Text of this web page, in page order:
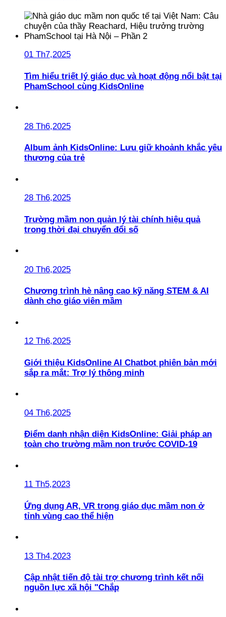
01 Th7,2025
Tìm hiểu triết lý giáo dục và hoạt động nổi bật tại
PhamSchool cùng KidsOnline
28 Th6,2025
Album ảnh KidsOnline: Lưu giữ khoảnh khắc yêu
thương của trẻ
28 Th6,2025
Trường mầm non quản lý tài chính hiệu quả
trong thời đại chuyển đổi số
20 Th6,2025
Chương trình hè nâng cao kỹ năng STEM & AI
dành cho giáo viên mầm
12 Th6,2025
Giới thiệu KidsOnline AI Chatbot phiên bản mới
sắp ra mắt: Trợ lý thông minh
04 Th6,2025
Điểm danh nhận diện KidsOnline: Giải pháp an
toàn cho trường mầm non trước COVID-19
11 Th5,2023
Ứng dụng AR, VR trong giáo dục mầm non ở
tỉnh vùng cao thể hiện
13 Th4,2023
Cập nhật tiến độ tài trợ chương trình kết nối
nguồn lực xã hội "Chắp